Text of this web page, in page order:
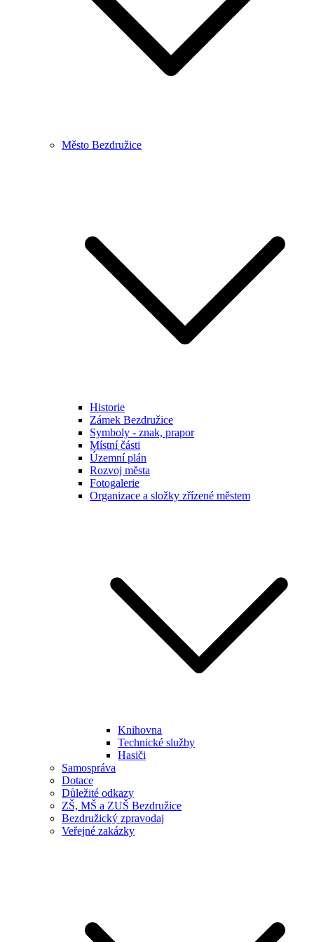
Město Bezdružice
Historie
Zámek Bezdružice
Symboly - znak, prapor
Místní části
Územní plán
Rozvoj města
Fotogalerie
Organizace a složky zřízené městem
Knihovna
Technické služby
Hasiči
Samospráva
Dotace
Důležité odkazy
ZŠ, MŠ a ZUŠ Bezdružice
Bezdružický zpravodaj
Veřejné zakázky